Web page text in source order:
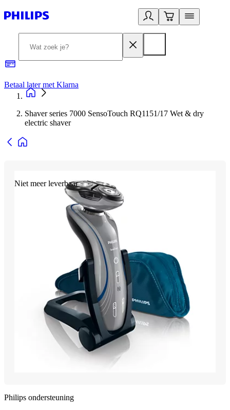
Betaal later met Klarna
Shaver series 7000 SensoTouch RQ1151/17 Wet & dry
electric shaver
Niet meer leverbaar
Philips ondersteuning